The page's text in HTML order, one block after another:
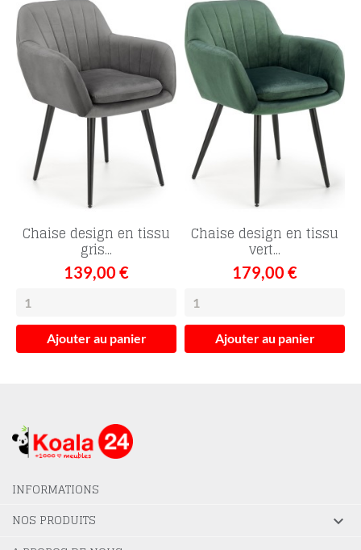
Chaise design en tissu
gris...
139,00 €
Ajouter au panier
Chaise design en tissu
vert...
179,00 €
Ajouter au panier
INFORMATIONS
NOS PRODUITS
